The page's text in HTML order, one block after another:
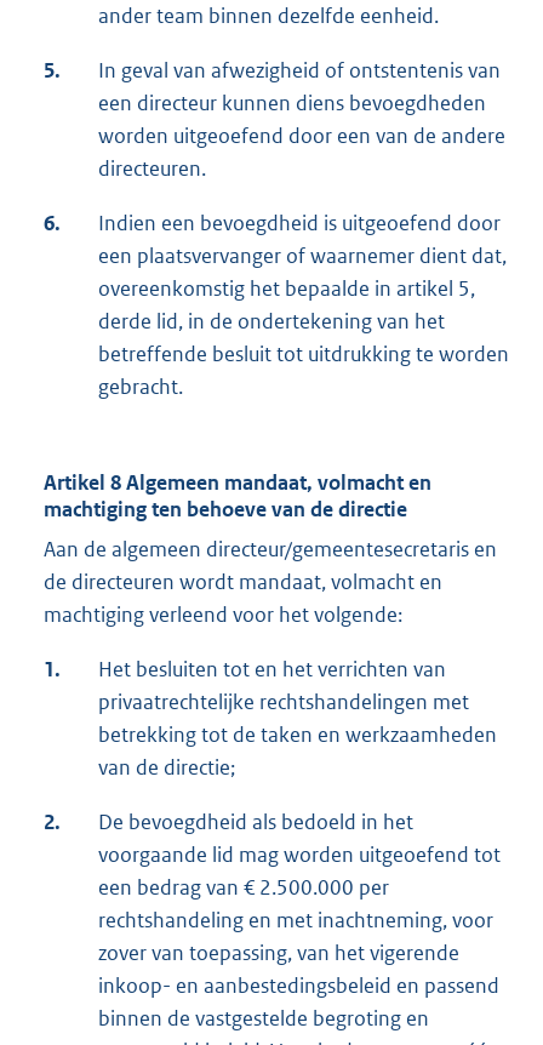
ander team binnen dezelfde eenheid.
5.
In geval van afwezigheid of ontstentenis van
een directeur kunnen diens bevoegdheden
worden uitgeoefend door een van de andere
directeuren.
6.
Indien een bevoegdheid is uitgeoefend door
een plaatsvervanger of waarnemer dient dat,
overeenkomstig het bepaalde in artikel 5,
derde lid, in de ondertekening van het
betreffende besluit tot uitdrukking te worden
gebracht.
Artikel 8 Algemeen mandaat, volmacht en
machtiging ten behoeve van de directie
Aan de algemeen directeur/gemeentesecretaris en
de directeuren wordt mandaat, volmacht en
machtiging verleend voor het volgende:
1.
Het besluiten tot en het verrichten van
privaatrechtelijke rechtshandelingen met
betrekking tot de taken en werkzaamheden
van de directie;
2.
De bevoegdheid als bedoeld in het
voorgaande lid mag worden uitgeoefend tot
een bedrag van € 2.500.000 per
rechtshandeling en met inachtneming, voor
zover van toepassing, van het vigerende
inkoop- en aanbestedingsbeleid en passend
binnen de vastgestelde begroting en